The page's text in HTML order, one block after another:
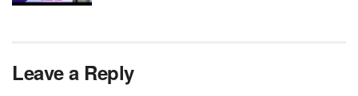
Leave a Reply